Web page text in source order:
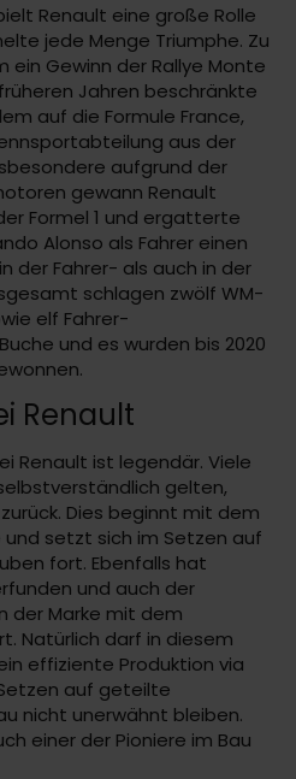
Renault eine große Rolle
jede Menge Triumphe. Zu
Gewinn der Rallye Monte
Jahren beschränkte
auf die Formule France,
aus der
aufgrund der
gewann Renault
Formel 1 und ergatterte
Alonso als Fahrer einen
der Fahrer- als auch in der
schlagen zwölf WM-
elf Fahrer-
und es wurden bis 2020
Renault
Renault ist legendär. Viele
gelten,
Dies beginnt mit dem
und setzt sich im Setzen auf
fort. Ebenfalls hat
und auch der
der Marke mit dem
Natürlich darf in diesem
effiziente Produktion via
auf geteilte
nicht unerwähnt bleiben.
einer der Pioniere im Bau